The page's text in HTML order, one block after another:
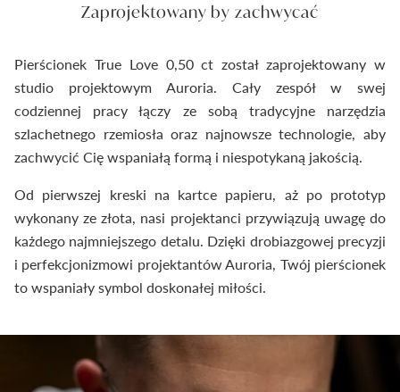
Zaprojektowany by zachwycać
Pierścionek True Love 0,50 ct został zaprojektowany w
studio projektowym Auroria. Cały zespół w swej
codziennej pracy łączy ze sobą tradycyjne narzędzia
szlachetnego rzemiosła oraz najnowsze technologie, aby
zachwycić Cię wspaniałą formą i niespotykaną jakością.
Od pierwszej kreski na kartce papieru, aż po prototyp
wykonany ze złota, nasi projektanci przywiązują uwagę do
każdego najmniejszego detalu. Dzięki drobiazgowej precyzji
i perfekcjonizmowi projektantów Auroria, Twój pierścionek
to wspaniały symbol doskonałej miłości.